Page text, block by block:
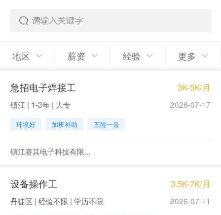
地区 薪资 经验 更多
急招电子焊接工 3K-5K/月
镇江 | 1-3年 | 大专 2026-07-17
环境好 加班补助 五险一金
镇江赛其电子科技有限...
设备操作工 3.5K-7K/月
丹徒区 | 经验不限 | 学历不限 2026-07-11